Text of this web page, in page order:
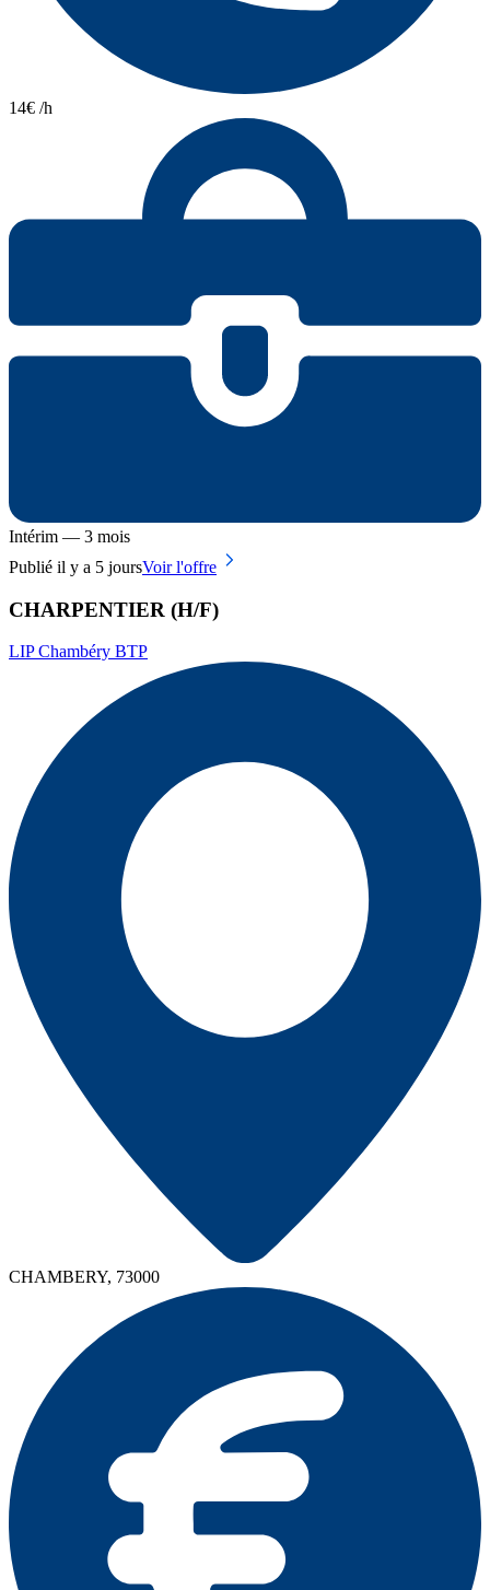
14€ /h
Intérim — 3 mois
Publié il y a 5 joursVoir l'offre
CHARPENTIER (H/F)
LIP Chambéry BTP
CHAMBERY, 73000